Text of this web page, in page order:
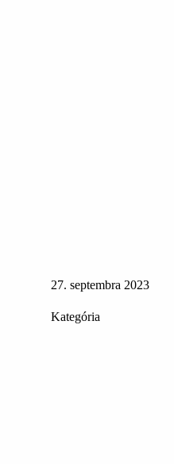
27. septembra 2023
Kategória